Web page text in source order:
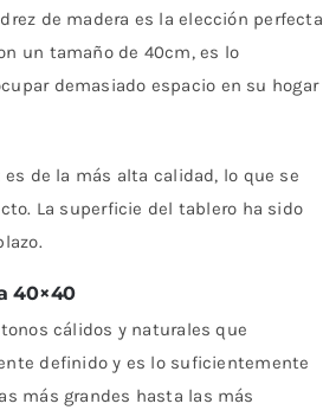
de madera es la elección perfecta
un tamaño de 40cm, es lo
demasiado espacio en su hogar
de la más alta calidad, lo que se
La superficie del tablero ha sido
40×40
cálidos y naturales que
definido y es lo suficientemente
más grandes hasta las más